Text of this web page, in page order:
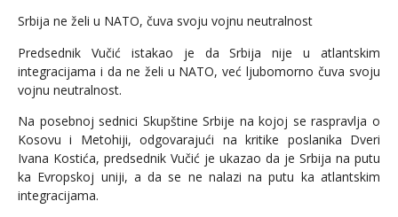
Srbija ne želi u NATO, čuva svoju vojnu neutralnost
Predsednik Vučić istakao je da Srbija nije u atlantskim
integracijama i da ne želi u NATO, već ljubomorno čuva svoju
vojnu neutralnost.
Na posebnoj sednici Skupštine Srbije na kojoj se raspravlja o
Kosovu i Metohiji, odgovarajući na kritike poslanika Dveri
Ivana Kostića, predsednik Vučić je ukazao da je Srbija na putu
ka Evropskoj uniji, a da se ne nalazi na putu ka atlantskim
integracijama.